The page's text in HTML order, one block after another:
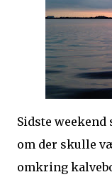
Sidste weekend
om der skulle
omkring